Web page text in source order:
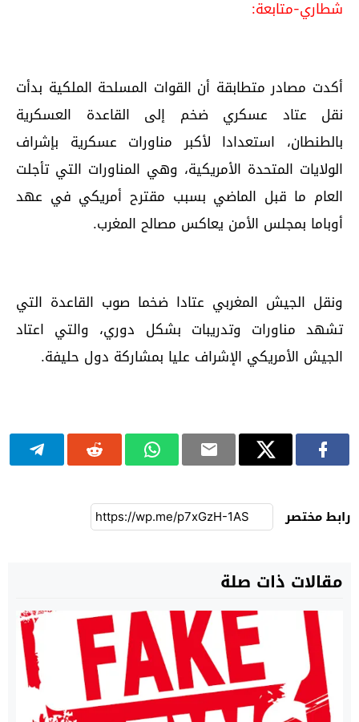
شطاري-متابعة:
أكدت مصادر متطابقة أن القوات المسلحة الملكية بدأت
نقل عتاد عسكري ضخم إلى القاعدة العسكرية
بالطنطان، استعدادا لأكبر مناورات عسكرية بإشراف
الولايات المتحدة الأمريكية، وهي المناورات التي تأجلت
العام ما قبل الماضي بسبب مقترح أمريكي في عهد
أوباما بمجلس الأمن يعاكس مصالح المغرب.
ونقل الجيش المغربي عتادا ضخما صوب القاعدة التي
تشهد مناورات وتدريبات بشكل دوري، والتي اعتاد
الجيش الأمريكي الإشراف عليا بمشاركة دول حليفة.
رابط مختصر
مقالات ذات صلة